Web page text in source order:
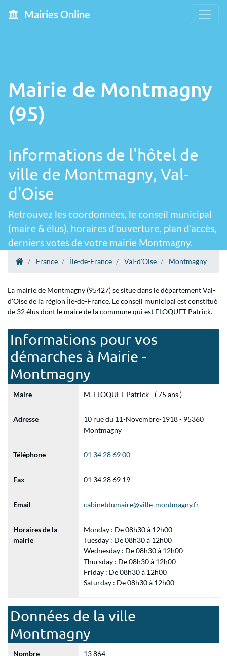
Mairies Online
Mairie de Montmagny
(95)
Informations de l'hôtel de
ville de Montmagny, Val-
d'Oise
Retrouvez les coordonnées, le conseil municipal
(maire & élus), horaires d'ouverture, plan d'accès,
derniers votes de votre mairie Montmagny.
France Île-de-France Val-d'Oise Montmagny
La mairie de Montmagny (95427) se situe dans le département Val-
d'Oise de la région Île-de-France. Le conseil municipal est constitué
de 32 élus dont le maire de la commune qui est FLOQUET Patrick.
Informations pour vos
démarches à Mairie -
Montmagny
Maire M. FLOQUET Patrick - ( 75 ans )
Adresse
10 rue du 11-Novembre-1918 - 95360
Montmagny
Téléphone 01 34 28 69 00
Fax 01 34 28 69 19
Email cabinetdumaire@ville-montmagny.fr
Horaires de la
mairie
Monday : De 08h30 à 12h00
Tuesday : De 08h30 à 12h00
Wednesday : De 08h30 à 12h00
Thursday : De 08h30 à 12h00
Friday : De 08h30 à 12h00
Saturday : De 08h30 à 12h00
Données de la ville
Montmagny
Nombre
13 864